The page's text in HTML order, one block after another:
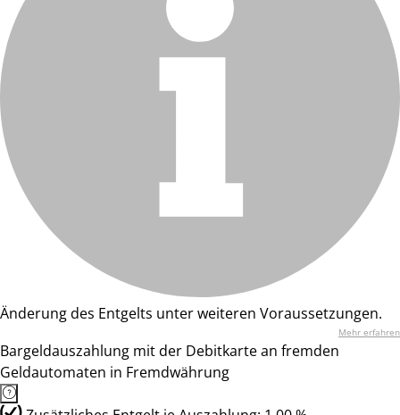
Änderung des Entgelts unter weiteren Voraussetzungen.
Mehr erfahren
Bargeldauszahlung mit der Debitkarte an fremden
Geldautomaten in Fremdwährung